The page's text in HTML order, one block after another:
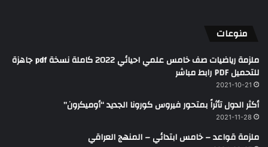
منوعات
ملزمة رياضيات صف خامس علمي احيائي 2022 كاملة نسخة pdf جاهزة
للتحميل PDF رابط مباشر
2021-10-21
أكثر الدول تأثراً بمتحور فيروس كورونا الجديد “أوميكرون”
2021-11-28
ملزمة قواعد – خامس ابتدائي – المنهج العراقي